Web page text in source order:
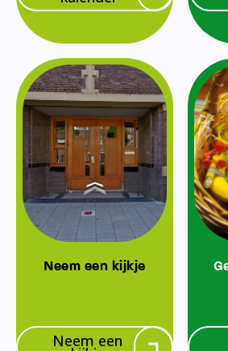
Neem een kijkje
Neem een